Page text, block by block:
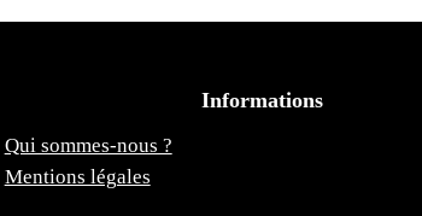
Informations
Qui sommes-nous ?
Mentions légales